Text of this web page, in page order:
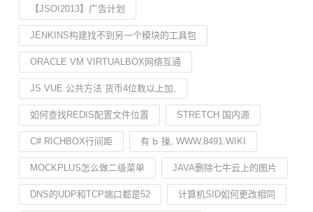
【JSOI2013】广告计划
JENKINS构建找不到另一个模块的工具包
ORACLE VM VIRTUALBOX网络互通
JS VUE 公共方法 货币4位数以上加,
如何查找REDIS配置文件位置 STRETCH 国内源
C# RICHBOX行间距 有 Ь 操, WWW.8491.WIKI
MOCKPLUS怎么做二级菜单 JAVA删除七牛云上的图片
DNS的UDP和TCP端口都是52 计算机SID如何更改相同